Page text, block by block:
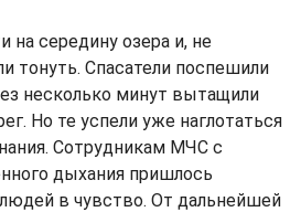
на середину озера и, не
тонуть. Спасатели поспешили
несколько минут вытащили
Но те успели уже наглотаться
Сотрудникам МЧС с
дыхания пришлось
в чувство. От дальнейшей